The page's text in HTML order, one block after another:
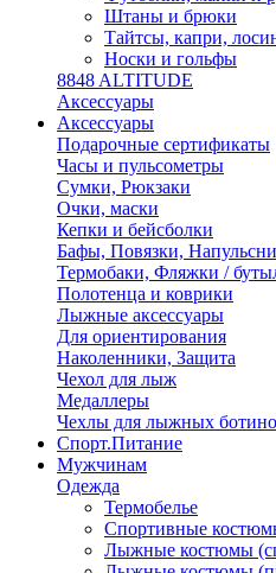
Штаны и брюки
Тайтсы, капри,
Носки и гольфы
8848 ALTITUDE
Аксессуары
Аксессуары
Подарочные сертификаты
Часы и пульсометры
Сумки, Рюкзаки
Очки, маски
Кепки и бейсболки
Бафы, Повязки,
Термобаки, Фляжки /
Полотенца и коврики
Лыжные аксессуары
Для ориентирования
Наколенники, Защита
Чехол для лыж
Медаллеры
Чехлы для лыжных
Спорт.Питание
Мужчинам
Одежда
Термобелье
Спортивные
Лыжные костюмы